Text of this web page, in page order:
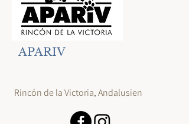
APARIV
Rincón de la Victoria, Andalusien